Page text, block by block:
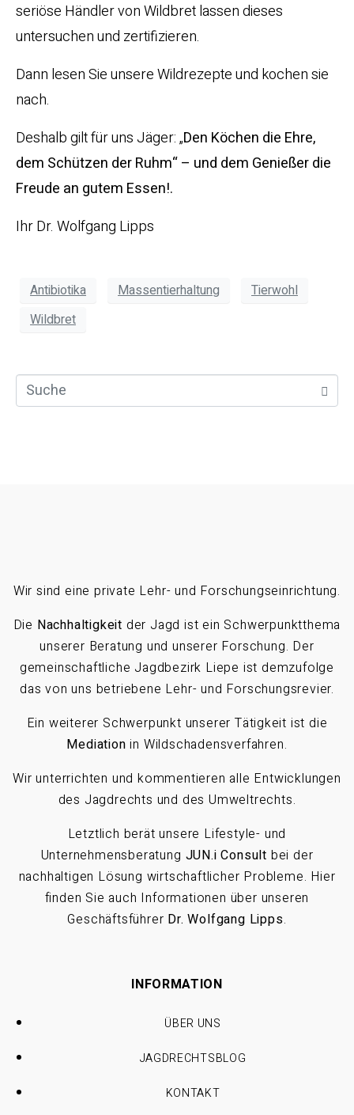
seriöse Händler von Wildbret lassen dieses
untersuchen und zertifizieren.
Dann lesen Sie unsere Wildrezepte und kochen sie
nach.
Deshalb gilt für uns Jäger: „Den Köchen die Ehre,
dem Schützen der Ruhm“ – und dem Genießer die
Freude an gutem Essen!.
Ihr Dr. Wolfgang Lipps
Antibiotika Massentierhaltung
Tierwohl
Wildbret
Wir sind eine private Lehr- und Forschungseinrichtung.
Die Nachhaltigkeit der Jagd ist ein Schwerpunktthema
unserer Beratung und unserer Forschung. Der
gemeinschaftliche Jagdbezirk Liepe ist demzufolge
das von uns betriebene Lehr- und Forschungsrevier.
Ein weiterer Schwerpunkt unserer Tätigkeit ist die
Mediation in Wildschadensverfahren.
Wir unterrichten und kommentieren alle Entwicklungen
des Jagdrechts und des Umweltrechts.
Letztlich berät unsere Lifestyle- und
Unternehmensberatung JUN.i Consult bei der
nachhaltigen Lösung wirtschaftlicher Probleme. Hier
finden Sie auch Informationen über unseren
Geschäftsführer Dr. Wolfgang Lipps.
INFORMATION
ÜBER UNS
JAGDRECHTSBLOG
KONTAKT